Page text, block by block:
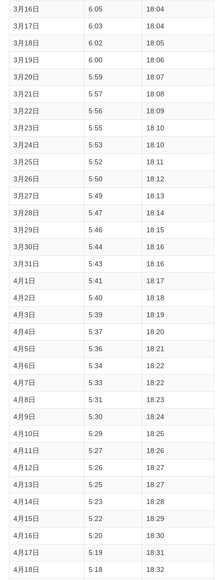
3月16日 6:05 18:04
3月17日 6:03 18:04
3月18日 6:02 18:05
3月19日 6:00 18:06
3月20日 5:59 18:07
3月21日 5:57 18:08
3月22日 5:56 18:09
3月23日 5:55 18:10
3月24日 5:53 18:10
3月25日 5:52 18:11
3月26日 5:50 18:12
3月27日 5:49 18:13
3月28日 5:47 18:14
3月29日 5:46 18:15
3月30日 5:44 18:16
3月31日 5:43 18:16
4月1日 5:41 18:17
4月2日 5:40 18:18
4月3日 5:39 18:19
4月4日 5:37 18:20
4月5日 5:36 18:21
4月6日 5:34 18:22
4月7日 5:33 18:22
4月8日 5:31 18:23
4月9日 5:30 18:24
4月10日 5:29 18:25
4月11日 5:27 18:26
4月12日 5:26 18:27
4月13日 5:25 18:27
4月14日 5:23 18:28
4月15日 5:22 18:29
4月16日 5:20 18:30
4月17日 5:19 18:31
4月18日 5:18 18:32